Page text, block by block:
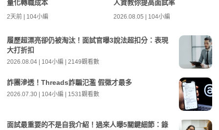
量化轉職成本
2天前 | 104小編
人資教你提高面試率
2026.08.05 | 104小編
履歷超漂亮卻仍被淘汰！面試官曝3說法超扣分：表現
大打折扣
2026.08.04 | 104小編 | 2149觀看數
詐團滲透！Threads詐騙氾濫 假徵才最多
2026.07.30 | 104小編 | 1531觀看數
面試最重要的不是自我介紹！過來人曝5關鍵細節：錄